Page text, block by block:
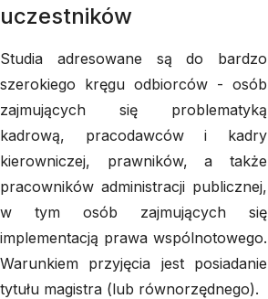
uczestników
Studia adresowane są do bardzo
szerokiego kręgu odbiorców - osób
zajmujących się problematyką
kadrową, pracodawców i kadry
kierowniczej, prawników, a także
pracowników administracji publicznej,
w tym osób zajmujących się
implementacją prawa wspólnotowego.
Warunkiem przyjęcia jest posiadanie
tytułu magistra (lub równorzędnego).